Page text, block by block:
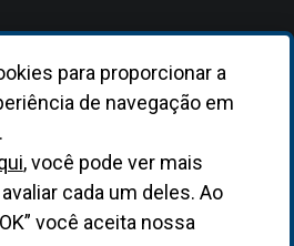
para proporcionar a
de navegação em
, você pode ver mais
cada um deles. Ao
você aceita nossa